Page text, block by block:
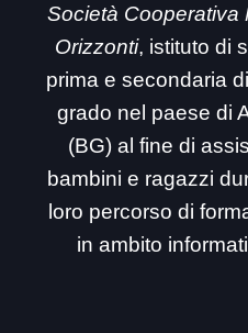
Società Cooperativa
Orizzonti, istituto di
prima e secondaria
grado nel paese di
(BG) al fine di
bambini e ragazzi
loro percorso di
in ambito